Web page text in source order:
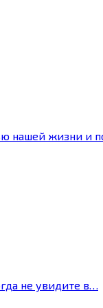
нашей жизни и
не увидите в…